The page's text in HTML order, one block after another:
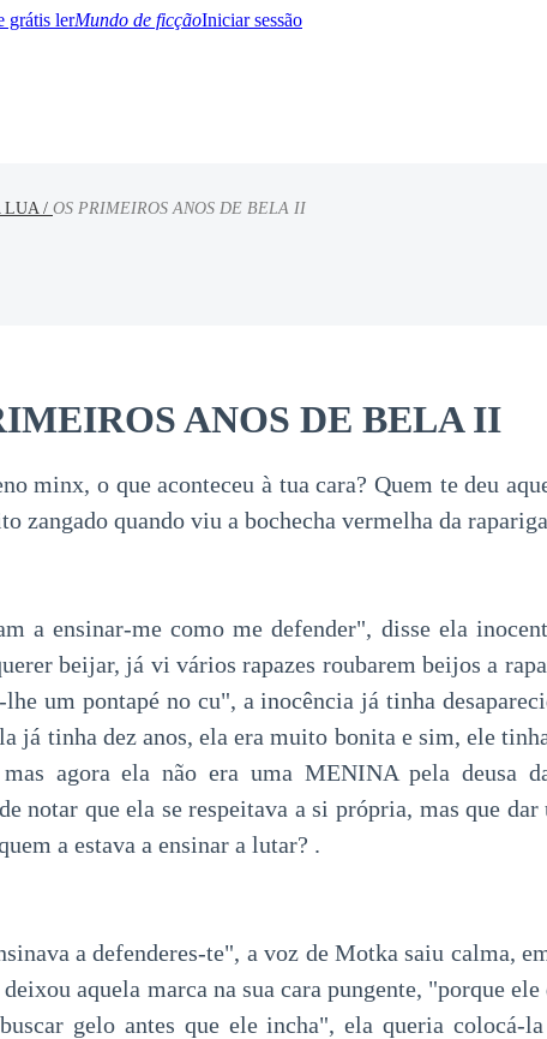
Mundo de ficçãoIniciar sessão
LUA / OS PRIMEIROS ANOS DE BELA II
ANOS DE BELA II
minx, o que aconteceu à tua cara? Quem te deu
zangado quando viu a bochecha vermelha da
a ensinar-me como me defender", disse ela
beijar, já vi vários rapazes roubarem beijos a
um pontapé no cu", a inocência já tinha
já tinha dez anos, ela era muito bonita e sim, ele
mas agora ela não era uma MENINA pela deusa
notar que ela se respeitava a si própria, mas que dar
a estava a ensinar a lutar? .
a defenderes-te", a voz de Motka saiu calma,
deixou aquela marca na sua cara pungente, "porque
gelo antes que ele incha", ela queria colocá-